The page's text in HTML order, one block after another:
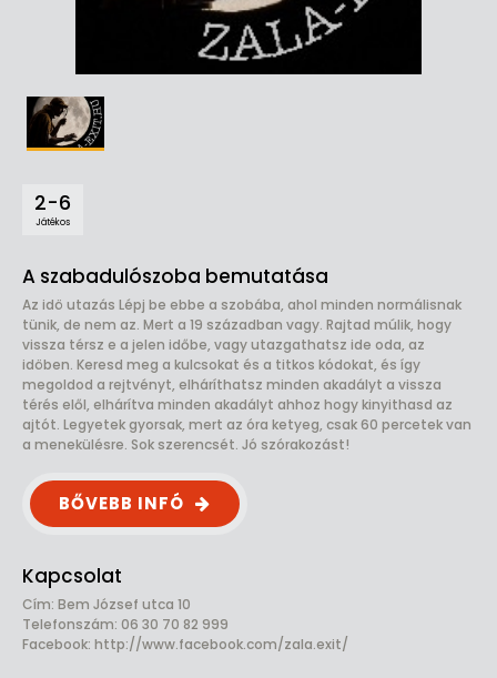
2-6
Játékos
A szabadulószoba bemutatása
Az idö utazás Lépj be ebbe a szobába, ahol minden normálisnak
tünik, de nem az. Mert a 19 században vagy. Rajtad múlik, hogy
vissza térsz e a jelen időbe, vagy utazgathatsz ide oda, az
idöben. Keresd meg a kulcsokat és a titkos kódokat, és így
megoldod a rejtvényt, elháríthatsz minden akadályt a vissza
térés elől, elhárítva minden akadályt ahhoz hogy kinyithasd az
ajtót. Legyetek gyorsak, mert az óra ketyeg, csak 60 percetek van
a menekülésre. Sok szerencsét. Jó szórakozást!
BŐVEBB INFÓ
Kapcsolat
Cím: Bem József utca 10
Telefonszám: 06 30 70 82 999
Facebook: http://www.facebook.com/zala.exit/